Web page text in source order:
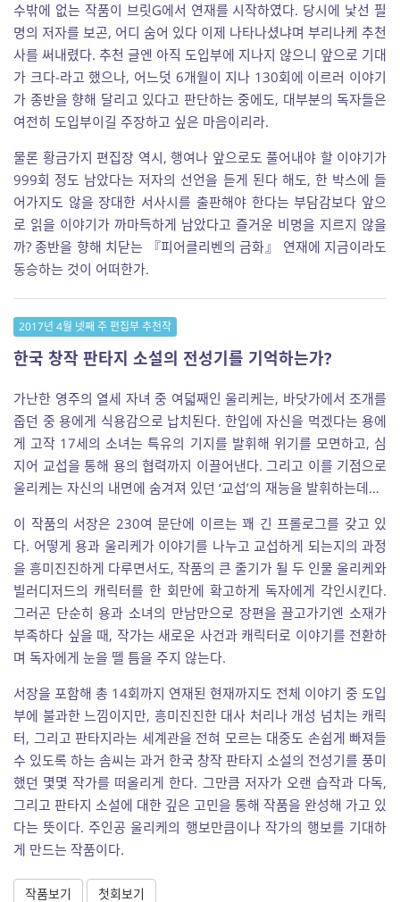
수밖에 없는 작품이 브릿G에서 연재를 시작하였다. 당시에 낯선 필
명의 저자를 보곤, 어디 숨어 있다 이제 나타나셨냐며 부리나케 추천
사를 써내렸다. 추천 글엔 아직 도입부에 지나지 않으니 앞으로 기대
가 크다-라고 했으나, 어느덧 6개월이 지나 130회에 이르러 이야기
가 종반을 향해 달리고 있다고 판단하는 중에도, 대부분의 독자들은
여전히 도입부이길 주장하고 싶은 마음이리라.
물론 황금가지 편집장 역시, 행여나 앞으로도 풀어내야 할 이야기가
999회 정도 남았다는 저자의 선언을 듣게 된다 해도, 한 박스에 들
어가지도 않을 장대한 서사시를 출판해야 한다는 부담감보다 앞으
로 읽을 이야기가 까마득하게 남았다고 즐거운 비명을 지르지 않을
까? 종반을 향해 치닫는 『피어클리벤의 금화』 연재에 지금이라도
동승하는 것이 어떠한가.
2017년 4월 넷째 주 편집부 추천작
한국 창작 판타지 소설의 전성기를 기억하는가?
가난한 영주의 열세 자녀 중 여덟째인 울리케는, 바닷가에서 조개를
줍던 중 용에게 식용감으로 납치된다. 한입에 자신을 먹겠다는 용에
게 고작 17세의 소녀는 특유의 기지를 발휘해 위기를 모면하고, 심
지어 교섭을 통해 용의 협력까지 이끌어낸다. 그리고 이를 기점으로
울리케는 자신의 내면에 숨겨져 있던 ‘교섭’의 재능을 발휘하는데…
이 작품의 서장은 230여 문단에 이르는 꽤 긴 프롤로그를 갖고 있
다. 어떻게 용과 울리케가 이야기를 나누고 교섭하게 되는지의 과정
을 흥미진진하게 다루면서도, 작품의 큰 줄기가 될 두 인물 울리케와
빌러디저드의 캐릭터를 한 회만에 확고하게 독자에게 각인시킨다.
그러곤 단순히 용과 소녀의 만남만으로 장편을 끌고가기엔 소재가
부족하다 싶을 때, 작가는 새로운 사건과 캐릭터로 이야기를 전환하
며 독자에게 눈을 뗄 틈을 주지 않는다.
서장을 포함해 총 14회까지 연재된 현재까지도 전체 이야기 중 도입
부에 불과한 느낌이지만, 흥미진진한 대사 처리나 개성 넘치는 캐릭
터, 그리고 판타지라는 세계관을 전혀 모르는 대중도 손쉽게 빠져들
수 있도록 하는 솜씨는 과거 한국 창작 판타지 소설의 전성기를 풍미
했던 몇몇 작가를 떠올리게 한다. 그만큼 저자가 오랜 습작과 다독,
그리고 판타지 소설에 대한 깊은 고민을 통해 작품을 완성해 가고 있
다는 뜻이다. 주인공 울리케의 행보만큼이나 작가의 행보를 기대하
게 만드는 작품이다.
작품보기 첫회보기